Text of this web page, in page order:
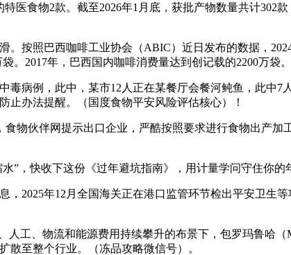
食物2款。截至2026年1月底，获批产物数量共计302
照巴西咖啡工业协会（ABIC）近日发布的数据，
。2017年，巴西国内咖啡消费量达到创记载的2200万袋
病例，此中，某市12人正在某餐厅会餐河鲀鱼，此中7
止办法提醒。（国度食物平安风险评估核心）！
伙伴网提示出口企业，严酷按照要求进行食物出产加
快收下这份《过年避坑指南》，用计量学问守住你的
年12月全国海关正在港口监管环节检出平安卫生等
、物流和能源费用持续攀升的布景下，包罗玛鲁哈（
散至整个行业。（冻品攻略微信号）。